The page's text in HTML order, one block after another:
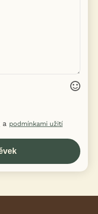
a podmínkami užití